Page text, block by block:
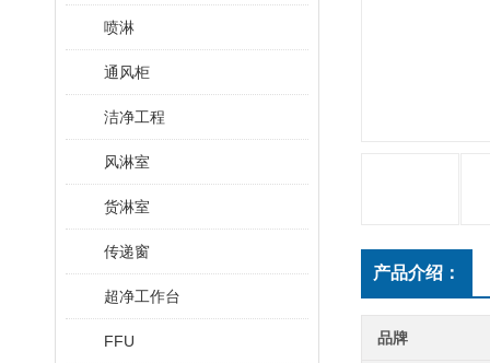
喷淋
通风柜
洁净工程
风淋室
货淋室
传递窗
超净工作台
FFU
产品介绍：
品牌